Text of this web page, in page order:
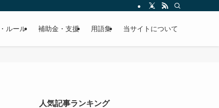
ルール 補助金・支援 用語集 当サイトについて
人気記事ランキング